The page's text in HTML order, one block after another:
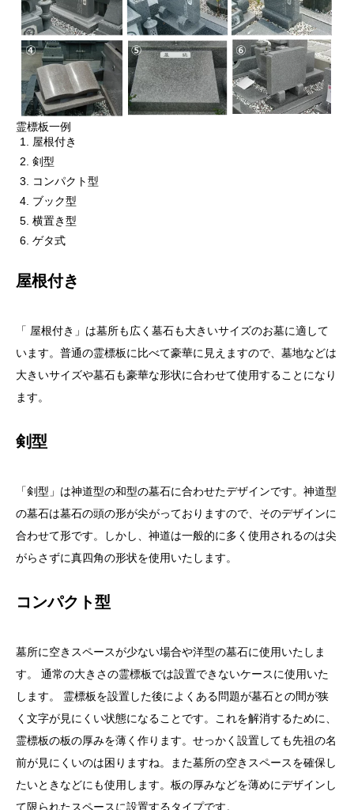
霊標板一例
屋根付き
剣型
コンパクト型
ブック型
横置き型
ゲタ式
屋根付き
「 屋根付き」は墓所も広く墓石も大きいサイズのお墓に適して
います。普通の霊標板に比べて豪華に見えますので、墓地などは
大きいサイズや墓石も豪華な形状に合わせて使用することになり
ます。
剣型
「剣型」は神道型の和型の墓石に合わせたデザインです。神道型
の墓石は墓石の頭の形が尖がっておりますので、そのデザインに
合わせて形です。しかし、神道は一般的に多く使用されるのは尖
がらさずに真四角の形状を使用いたします。
コンパクト型
墓所に空きスペースが少ない場合や洋型の墓石に使用いたしま
す。 通常の大きさの霊標板では設置できないケースに使用いた
します。 霊標板を設置した後によくある問題が墓石との間が狭
く文字が見にくい状態になることです。これを解消するために、
霊標板の板の厚みを薄く作ります。せっかく設置しても先祖の名
前が見にくいのは困りますね。また墓所の空きスペースを確保し
たいときなどにも使用します。板の厚みなどを薄めにデザインし
て限られたスペースに設置するタイプです。